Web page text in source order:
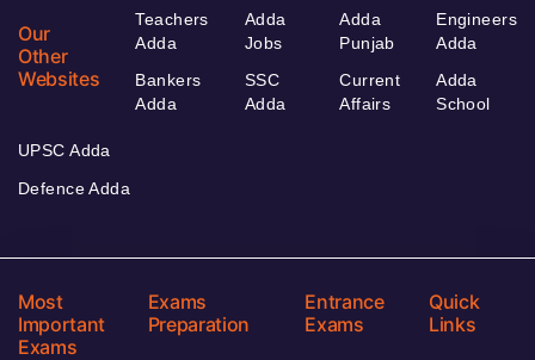
Our
Other
Websites
Teachers
Adda
Bankers
Adda
Adda
Jobs
SSC
Adda
Adda
Punjab
Current
Affairs
Engineers
Adda
Adda
School
UPSC Adda
Defence Adda
Most
Important
Exams
Exams
Preparation
Entrance
Exams
Quick
Links